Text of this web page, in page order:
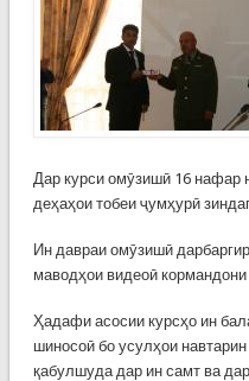
Дар курси омӯзишӣ 16 нафар
деҳаҳои тобеи ҷумҳурӣ
Ин давраи омӯзишӣ
маводҳои видеоӣ
Ҳадафи асосии курсҳо ин
шиносоӣ бо усулҳои
қабулшуда дар ин самт ва